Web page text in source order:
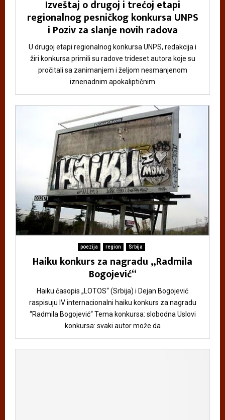
Izveštaj o drugoj i trećoj etapi
regionalnog pesničkog konkursa UNPS
i Poziv za slanje novih radova
U drugoj etapi regionalnog konkursa UNPS, redakcija i
žiri konkursa primili su radove trideset autora koje su
pročitali sa zanimanjem i željom nesmanjenom
iznenadnim apokaliptičnim
poezija region Srbija
Haiku konkurs za nagradu „Radmila
Bogojević“
Haiku časopis „LOTOS“ (Srbija) i Dejan Bogojević
raspisuju IV internacionalni haiku konkurs za nagradu
“Radmila Bogojević“ Tema konkursa: slobodna Uslovi
konkursa: svaki autor može da